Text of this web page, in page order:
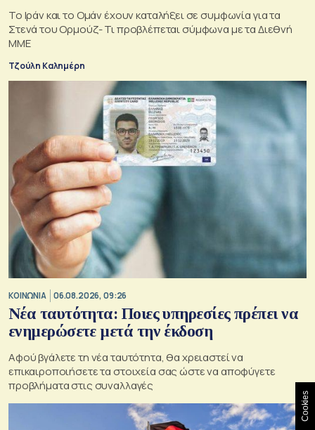
Το Ιράν και το Ομάν έχουν καταλήξει σε συμφωνία για τα
Στενά του Ορμούζ- Τι προβλέπεται σύμφωνα με τα Διεθνή
ΜΜΕ
Τζούλη Καλημέρη
ΚΟΙΝΩΝΙΑ 06.08.2026, 09:26
Νέα ταυτότητα: Ποιες υπηρεσίες πρέπει να
ενημερώσετε μετά την έκδοση
Αφού βγάλετε τη νέα ταυτότητα, θα χρειαστεί να
επικαιροποιήσετε τα στοιχεία σας ώστε να αποφύγετε
προβλήματα στις συναλλαγές
Cookies